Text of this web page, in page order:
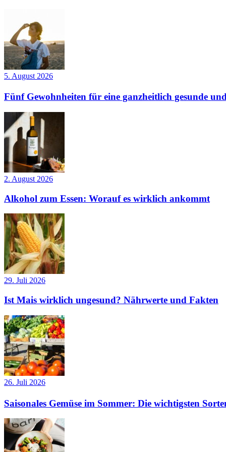
5. August 2026
Fünf Gewohnheiten für eine ganzheitlich gesunde
2. August 2026
Alkohol zum Essen: Worauf es wirklich ankommt
29. Juli 2026
Ist Mais wirklich ungesund? Nährwerte und Fakten
26. Juli 2026
Saisonales Gemüse im Sommer: Die wichtigsten